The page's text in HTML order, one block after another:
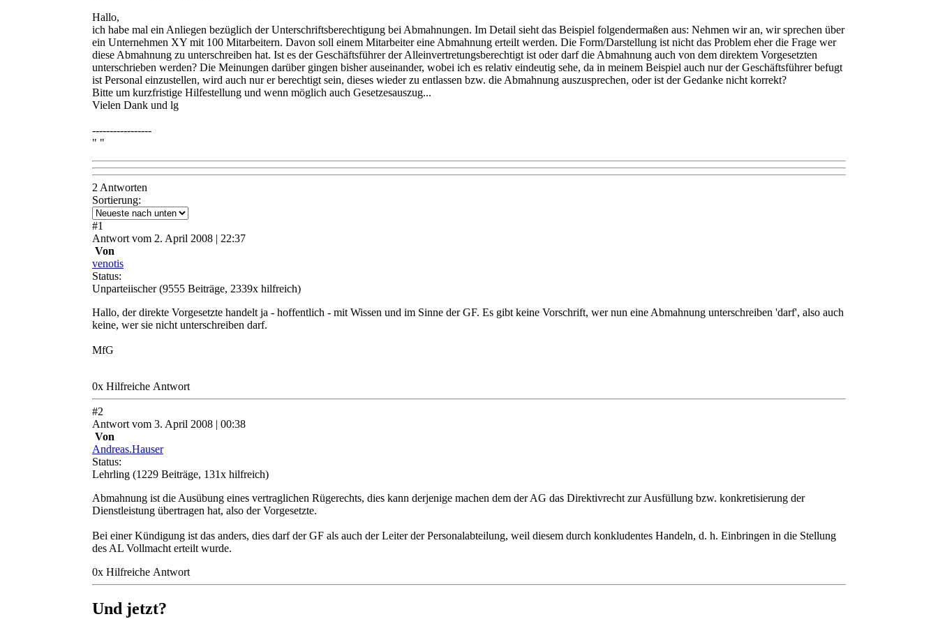
Hallo,
ich habe mal ein Anliegen bezüglich der Unterschriftsberechtigung bei Abmahnungen. Im Detail sieht das Beispiel folgendermaßen aus: Nehmen wir an, wir sprechen über
ein Unternehmen XY mit 100 Mitarbeitern. Davon soll einem Mitarbeiter eine Abmahnung erteilt werden. Die Form/Darstellung ist nicht das Problem eher die Frage wer
diese Abmahnung zu unterschreiben hat. Ist es der Geschäftsführer der Alleinvertretungsberechtigt ist oder darf die Abmahnung auch von dem direktem Vorgesetzten
unterschrieben werden? Die Meinungen darüber gingen bisher auseinander, wobei ich es relativ eindeutig sehe, da in meinem Beispiel auch nur der Geschäftsführer befugt
ist Personal einzustellen, wird auch nur er berechtigt sein, dieses wieder zu entlassen bzw. die Abmahnung auszusprechen, oder ist der Gedanke nicht korrekt?
Bitte um kurzfristige Hilfestellung und wenn möglich auch Gesetzesauszug...
Vielen Dank und lg
-----------------
" "
2 Antworten
Sortierung:
#1
Antwort vom 2. April 2008 | 22:37
Von
venotis
Status:
Unparteiischer (9555 Beiträge, 2339x hilfreich)
Hallo, der direkte Vorgesetzte handelt ja - hoffentlich - mit Wissen und im Sinne der GF. Es gibt keine Vorschrift, wer nun eine Abmahnung unterschreiben 'darf', also auch
keine, wer sie nicht unterschreiben darf.
MfG
0x Hilfreiche Antwort
#2
Antwort vom 3. April 2008 | 00:38
Von
Andreas.Hauser
Status:
Lehrling (1229 Beiträge, 131x hilfreich)
Abmahnung ist die Ausübung eines vertraglichen Rügerechts, dies kann derjenige machen dem der AG das Direktivrecht zur Ausfüllung bzw. konkretisierung der
Dienstleistung übertragen hat, also der Vorgesetzte.
Bei einer Kündigung ist das anders, dies darf der GF als auch der Leiter der Personalabteilung, weil diesem durch konkludentes Handeln, d. h. Einbringen in die Stellung
des AL Vollmacht erteilt wurde.
0x Hilfreiche Antwort
Und jetzt?